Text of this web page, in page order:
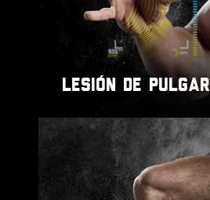
LESIÓN DE PULGAR